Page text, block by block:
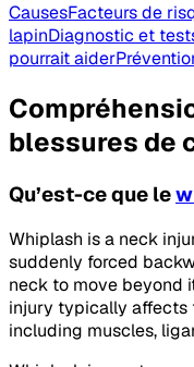
CausesFacteurs de
lapinDiagnostic et
pourrait aider
blessures de
Qu’est-ce que le
Whiplash is a neck
suddenly forced
neck to move beyond
injury typically affects
including muscles,